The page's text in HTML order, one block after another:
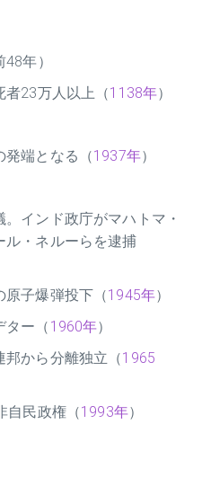
年）
者23万人以上（1138年）
発端となる（1937年）
。インド政庁がマハトマ・
ル・ネルーらを逮捕
原子爆弾投下（1945年）
ター（ 1960年）
邦から分離独立（1965
自民政権（1993年）